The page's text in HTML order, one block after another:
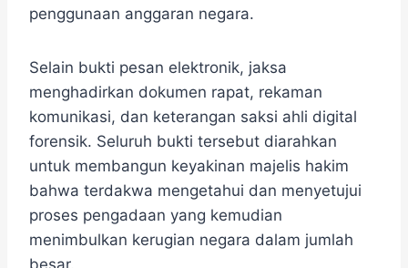
penggunaan anggaran negara.
Selain bukti pesan elektronik, jaksa
menghadirkan dokumen rapat, rekaman
komunikasi, dan keterangan saksi ahli digital
forensik. Seluruh bukti tersebut diarahkan
untuk membangun keyakinan majelis hakim
bahwa terdakwa mengetahui dan menyetujui
proses pengadaan yang kemudian
menimbulkan kerugian negara dalam jumlah